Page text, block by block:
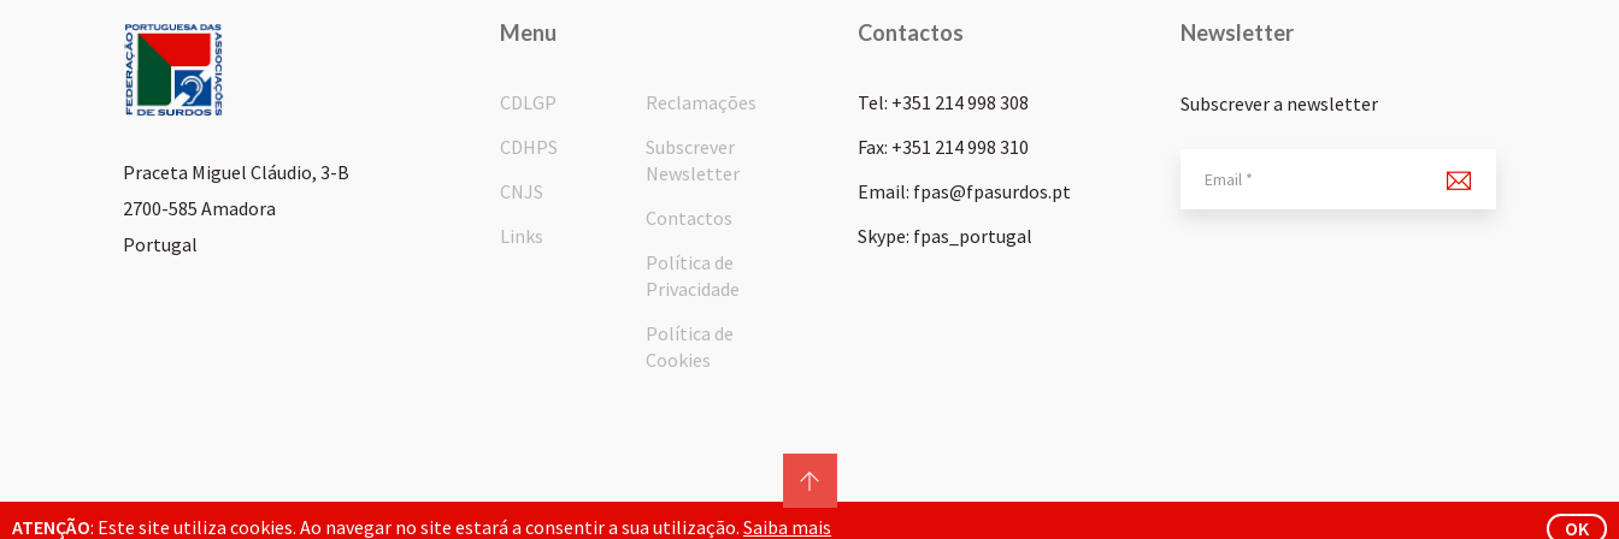
ATENÇÃO: Este site utiliza cookies. Ao navegar no site estará a consentir a sua utilização. Saiba mais OK
Praceta Miguel Cláudio, 3-B
2700-585 Amadora
Portugal
Menu
CDLGP
CDHPS
CNJS
Links
Reclamações
Subscrever
Newsletter
Contactos
Política de
Privacidade
Política de
Cookies
Contactos
Tel: +351 214 998 308
Fax: +351 214 998 310
Email: fpas@fpasurdos.pt
Skype: fpas_portugal
Newsletter
Subscrever a newsletter
© 2026 FPAS. Todos os direitos reservados.